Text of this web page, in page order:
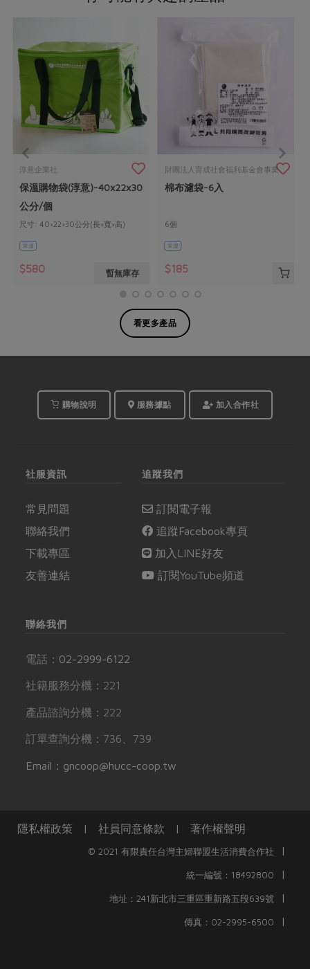
淳意企業社
保溫購物袋(淳意)-40x22x30
公分/個
尺寸: 40×22×30公分(長×寬×高)
常溫
$580 暫無庫存
財團法人育成社會福利基金會事業
部台北市永明發展中心
棉布濾袋-6入
6個
常溫
$185
看更多產品
購物說明 服務據點 加入合作社
社服資訊
常見問題
聯絡我們
下載專區
友善連結
追蹤我們
訂閱電子報
追蹤Facebook專頁
加入LINE好友
訂閱YouTube頻道
聯絡我們
電話： 02-2999-6122
社籍服務分機：221
產品諮詢分機：222
訂單查詢分機：736、739
Email：gncoop@hucc-coop.tw
隱私權政策 | 社員同意條款 | 著作權聲明
© 2021 有限責任台灣主婦聯盟生活消費合作社 |
統一編號：18492800 |
地址：241新北市三重區重新路五段639號 |
傳真：02-2995-6500 |